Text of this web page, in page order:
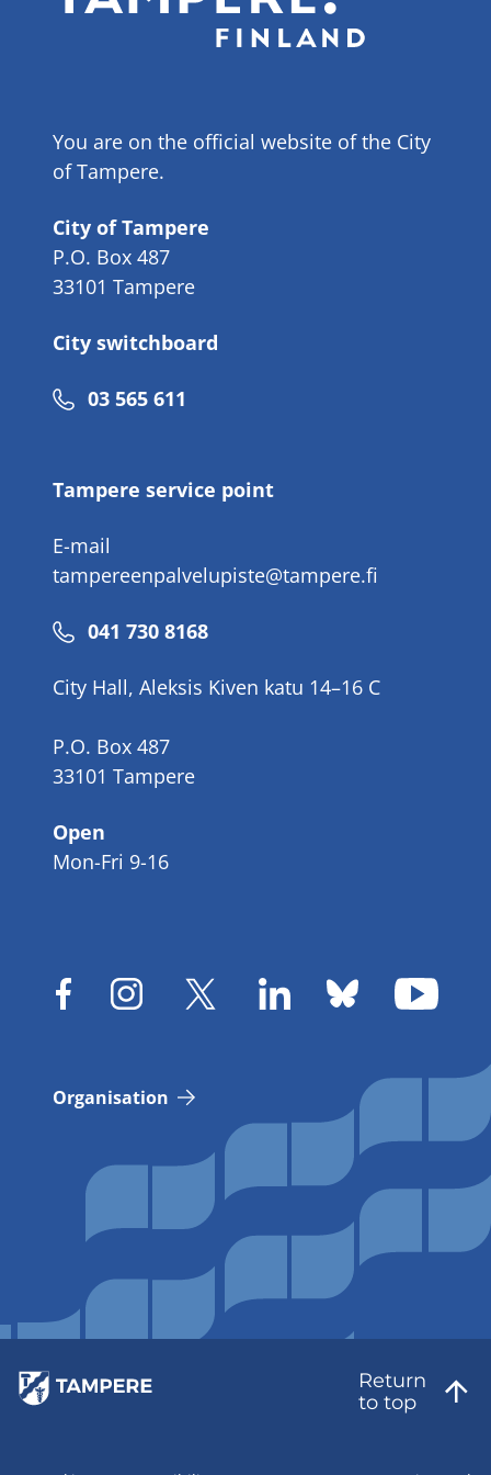
You are on the official website of the City
of Tampere.
City of Tampere
P.O. Box 487
33101 Tampere
City switchboard
Phone
03 565 611
Tampere service point
E-mail
tampereenpalvelupiste@tampere.fi
Phone
041 730 8168
City Hall, Aleksis Kiven katu 14–16 C
P.O. Box 487
33101 Tampere
Open
Mon-Fri 9-16
Organisation
Return
to top